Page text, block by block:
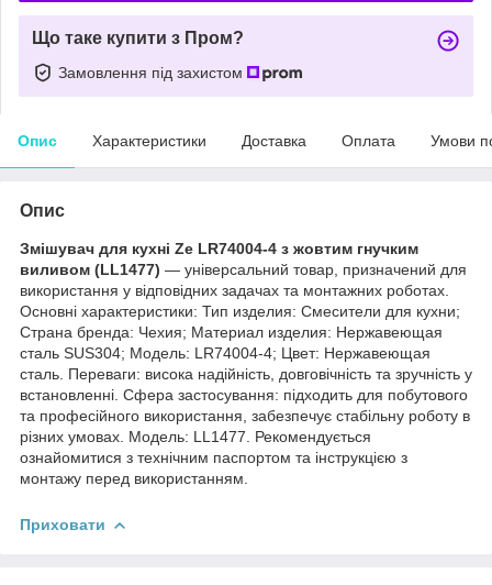
Що таке купити з Пром?
Замовлення під захистом
Опис Характеристики Доставка Оплата Умови
Опис
Змішувач для кухні Ze LR74004-4 з жовтим гнучким
виливом (LL1477) — універсальний товар, призначений для
використання у відповідних задачах та монтажних роботах.
Основні характеристики: Тип изделия: Смесители для кухни;
Страна бренда: Чехия; Материал изделия: Нержавеющая
сталь SUS304; Мoдель: LR74004-4; Цвет: Нержавеющая
сталь. Переваги: висока надійність, довговічність та зручність у
встановленні. Сфера застосування: підходить для побутового
та професійного використання, забезпечує стабільну роботу в
різних умовах. Модель: LL1477. Рекомендується
ознайомитися з технічним паспортом та інструкцією з
монтажу перед використанням.
Приховати